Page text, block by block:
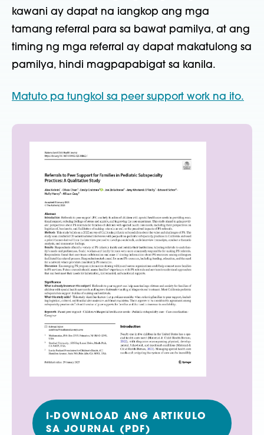
kawani ay dapat na iangkop ang mga
tamang referral para sa bawat pamilya, at ang
timing ng mga referral ay dapat makatulong sa
pamilya, hindi magpapabigat sa kanila.
Matuto pa tungkol sa peer support work na ito.
I-DOWNLOAD ANG ARTIKULO
SA JOURNAL (PDF)